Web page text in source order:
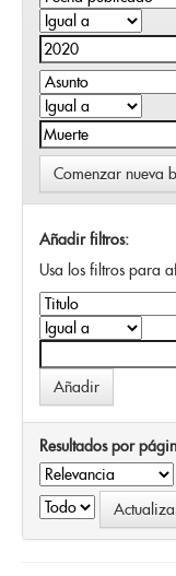
Comenzar nueva
Añadir filtros:
Usa los filtros para
Resultados por